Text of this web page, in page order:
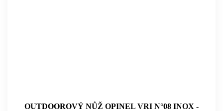
OUTDOOROVÝ NŮŽ OPINEL VRI N°08 INOX -